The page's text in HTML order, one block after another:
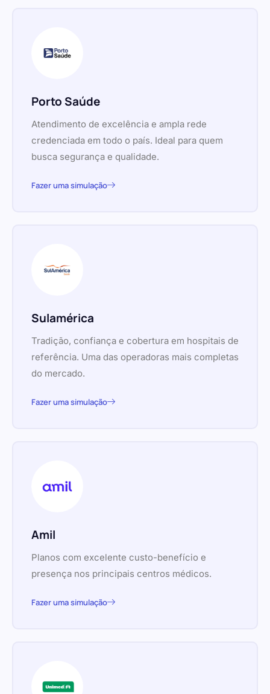
Porto Saúde
Atendimento de excelência e ampla rede
credenciada em todo o país. Ideal para quem
busca segurança e qualidade.
Fazer uma simulação
Sulamérica
Tradição, confiança e cobertura em hospitais de
referência. Uma das operadoras mais completas
do mercado.
Fazer uma simulação
Amil
Planos com excelente custo-benefício e
presença nos principais centros médicos.
Fazer uma simulação